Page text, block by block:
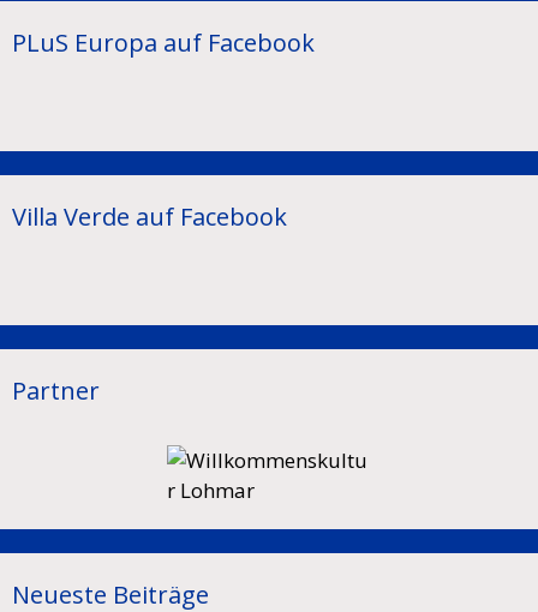
PLuS Europa auf Facebook
Villa Verde auf Facebook
Partner
Neueste Beiträge